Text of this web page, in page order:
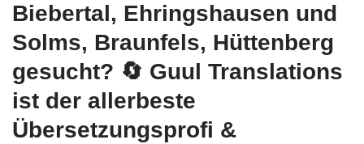
Biebertal, Ehringshausen und
Solms, Braunfels, Hüttenberg
gesucht? 🔄 Guul Translations
ist der allerbeste
Übersetzungsprofi &